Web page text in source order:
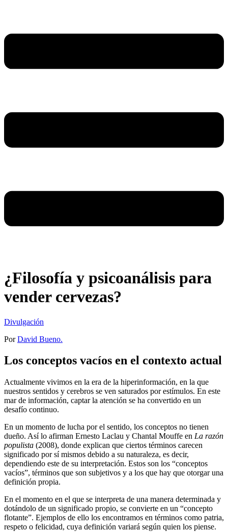
¿Filosofía y psicoanálisis para
vender cervezas?
Divulgación
PorDavid Bueno.
Los conceptos vacíos en el contexto actual
Actualmente vivimos en la era de la hiperinformación, en la que
nuestros sentidos y cerebros se ven saturados por estímulos. En este
mar de información, captar la atención se ha convertido en un
desafío continuo.
En un momento de lucha por el sentido, los conceptos no tienen
dueño. Así lo afirman Ernesto Laclau y Chantal Mouffe en La razón
populista (2008), donde explican que ciertos términos carecen
significado por sí mismos debido a su naturaleza, es decir,
dependiendo este de su interpretación. Estos son los “conceptos
vacíos”, términos que son subjetivos y a los que hay que otorgar una
definición propia.
En el momento en el que se interpreta de una manera determinada y
dotándolo de un significado propio, se convierte en un “concepto
flotante”. Ejemplos de ello los encontramos en términos como patria,
respeto o felicidad, cuya definición variará según quien los piense.